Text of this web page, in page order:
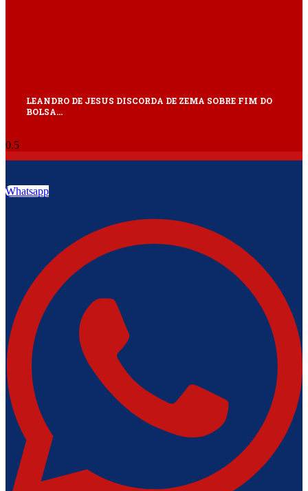
LEANDRO DE JESUS DISCORDA DE ZEMA SOBRE FIM DO
BOLSA…
Whatsapp